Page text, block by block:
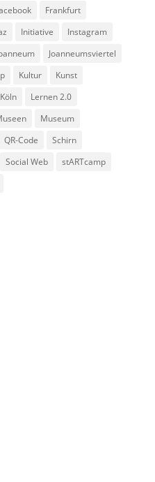
Frankfurt
Initiative
Instagram
Joanneumsviertel
Kultur
Kunst
Köln
Lernen 2.0
Museum
QR-Code
Schirn
Social Web
stARTcamp